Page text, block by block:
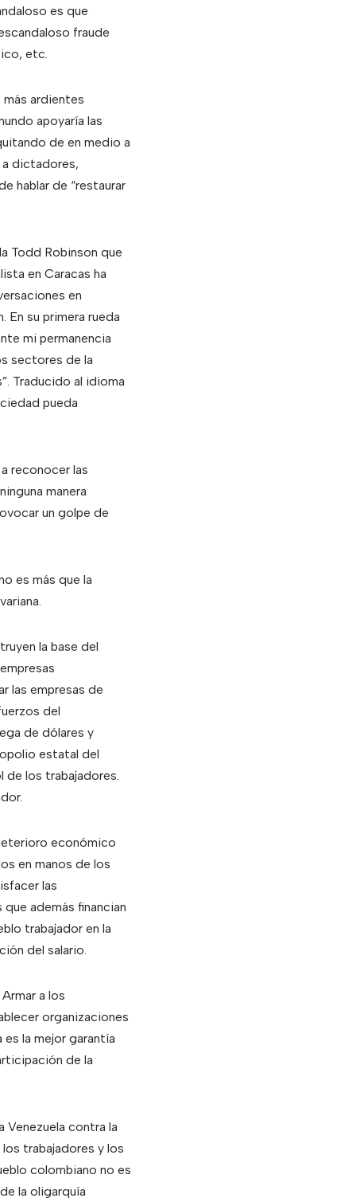
es que
fraude
etc.
más ardientes
apoyaría las
de en medio a
a dictadores,
hablar de “restaurar
Todd Robinson que
en Caracas ha
en
En su primera rueda
mi permanencia
sectores de la
Traducido al idioma
pueda
reconocer las
manera
un golpe de
es más que la
la base del
las empresas de
del
de dólares y
estatal del
de los trabajadores.
económico
en manos de los
las
además financian
trabajador en la
del salario.
a los
organizaciones
la mejor garantía
de la
Venezuela contra la
trabajadores y los
colombiano no es
la oligarquía